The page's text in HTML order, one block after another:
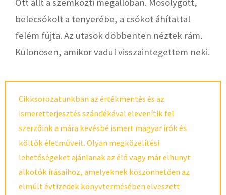
belecsókolt a tenyerébe, a csókot áhítattal
felém fújta. Az utasok döbbenten néztek rám.
Különösen, amikor vadul visszaintegettem neki.
Cikksorozatunkban az értékmentés és az
ismeretterjesztés szándékával elevenítik fel
szerzőink a mára kevésbé ismert magyar írók és
költők életműveit. Olyan megközelítési
lehetőségeket ajánlanak az élő vagy már elhunyt
alkotók írásaihoz, amelyeknek köszönhetően az
elmúlt évtizedek könyvtermésében elveszett